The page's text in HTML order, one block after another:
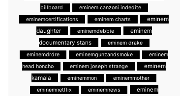
billboard
eminem canzoni indedite
eminemcertifications
eminem charts
eminem
daughter
eminemdebbie
eminem
documentary stans
eminem drake
eminemdrdre
eminemgunzandsmoke
eminem
head honcho
eminem joseph strange
eminem
kamala
eminemmon
eminemmother
eminemnetflix
eminemnews
eminem